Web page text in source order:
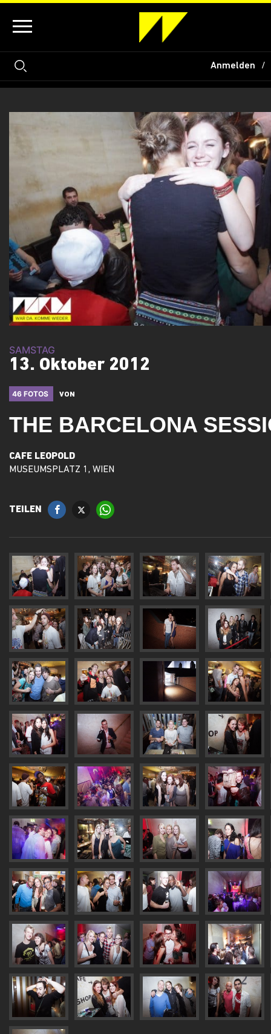
Anmelden
SAMSTAG
13. Oktober 2012
46 FOTOS VON
THE BARCELONA
CAFE LEOPOLD
MUSEUMSPLATZ 1, WIEN
TEILEN